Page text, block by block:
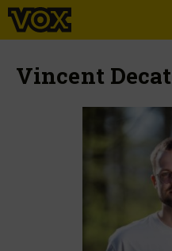
Vincent